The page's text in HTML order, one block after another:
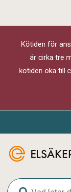
Kötiden för
är cirka tre
kötiden öka till
G